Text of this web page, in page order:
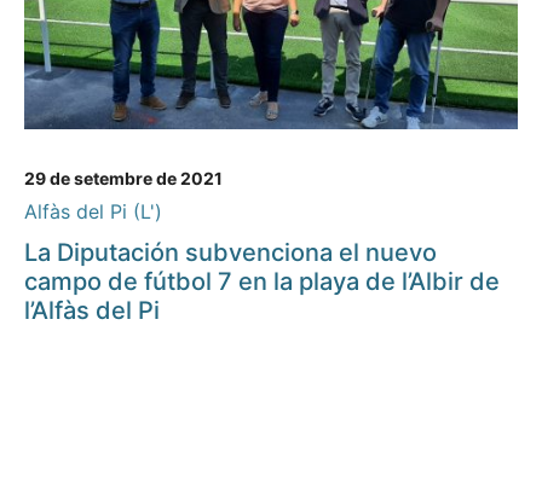
29 de setembre de 2021
Alfàs del Pi (L')
La Diputación subvenciona el nuevo
campo de fútbol 7 en la playa de l’Albir de
l’Alfàs del Pi